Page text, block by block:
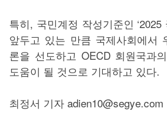
특히, 국민계정 작성기준인 ‘2025
앞두고 있는 만큼 국제사회에서
론을 선도하고 OECD 회원국과
도움이 될 것으로 기대하고 있다.
최정서 기자 adien10@segye.com